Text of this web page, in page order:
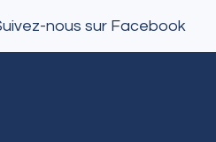
nous sur Facebook